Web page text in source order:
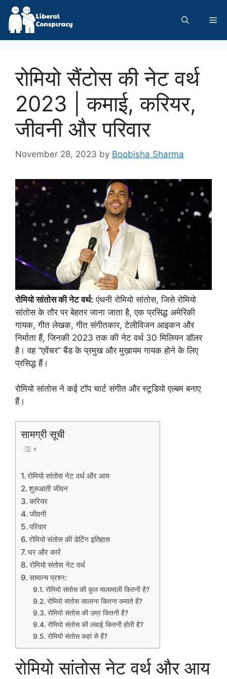
Skip
content
रोमियो सैंटोस की नेट वर्थ
2023 | कमाई, करियर,
जीवनी और परिवार
November 28, 2023 by Boobisha Sharma
रोमियो सांतोस की नेट वर्थ: एंथनी रोमियो सांतोस, जिसे रोमियो
सांतोस के तौर पर बेहतर जाना जाता है, एक प्रसिद्ध अमेरिकी
गायक, गीत लेखक, गीत संगीतकार, टेलीविजन आइकन और
निर्माता हैं, जिनकी 2023 तक की नेट वर्थ 30 मिलियन डॉलर
है। वह “एवेंचर” बैंड के प्रमुख और मुख़ायम गायक होने के लिए
प्रसिद्ध हैं।
रोमियो सांतोस ने कई टॉप चार्ट संगीत और स्टूडियो एल्बम बनाए
हैं।
सामग्री सूची
रोमियो सांतोस नेट वर्थ और आय
शुरुआती जीवन
करियर
जीवनी
परिवार
रोमियो संतोस की डेटिंग इतिहास
घर और कारें
रोमियो संतोस नेट वर्थ
सामान्य प्रश्न:
रोमियो संतोस की कुल मालामाली कितनी है?
रोमियो संतोस सालाना कितना कमाते हैं?
रोमियो संतोस की उम्र कितनी है?
रोमियो संतोस की लंबाई कितनी होती है?
रोमियो संतोस कहां से हैं?
रोमियो सांतोस नेट वर्थ और आय